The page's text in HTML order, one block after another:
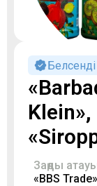
Белсенді
Klein»,
Заңды
«BBS